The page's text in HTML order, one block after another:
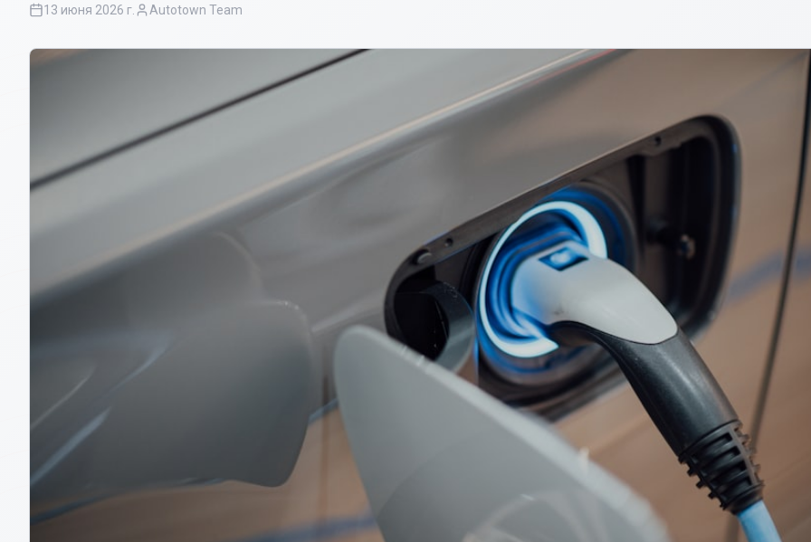
13 июня 2026 г. Autotown Team